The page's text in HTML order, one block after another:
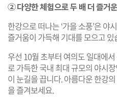
② 다양한 체험으로 두 배 더 즐거
한강으로 떠나는 ‘가을 소풍’은 야
즐거움이 가득해 기대를 모으고 있
우선 10월 초부터 여의도 일대에
로 가득한 국내 최대 규모의 야시
이 눈길을 끕니다. 아름다운 한강
을 즐겨보세요.